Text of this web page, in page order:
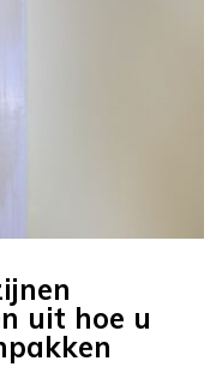
uit hoe u